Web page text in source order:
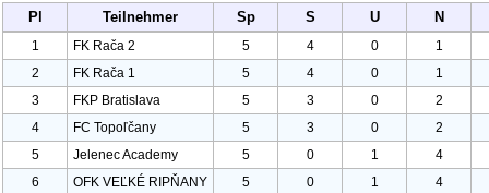
Pl Teilnehmer Sp S U N
1 FK Rača 2 5 4 0
1
2
FK Rača 1 5 4 0
1
3
FKP Bratislava 5 3 0
2
4
FC Topoľčany 5 3 0
2
5
Jelenec Academy 5 0 1
4
6
OFK VEĽKÉ RIPŇANY 5 0 1 4